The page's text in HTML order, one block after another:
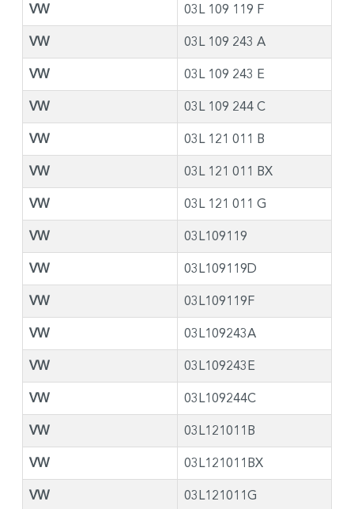
VW 03L 109 119 F
VW 03L 109 243 A
VW 03L 109 243 E
VW 03L 109 244 C
VW 03L 121 011 B
VW 03L 121 011 BX
VW 03L 121 011 G
VW 03L109119
VW 03L109119D
VW 03L109119F
VW 03L109243A
VW 03L109243E
VW 03L109244C
VW 03L121011B
VW 03L121011BX
VW 03L121011G